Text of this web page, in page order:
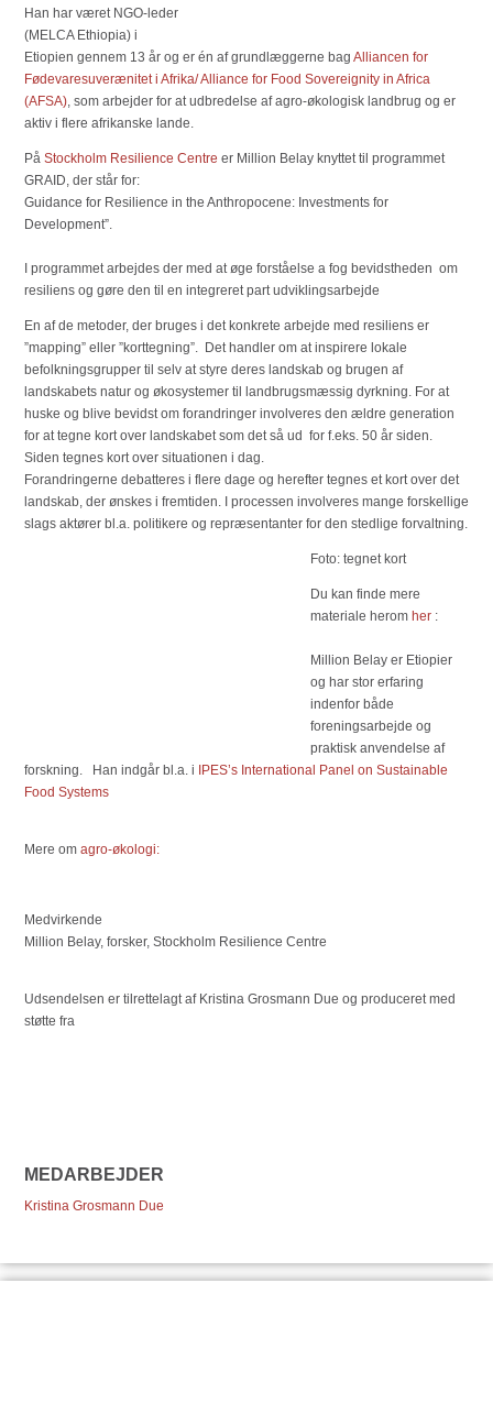
Han har været NGO-leder
(MELCA Ethiopia) i
Etiopien gennem 13 år og er én af grundlæggerne bag Alliancen for
Fødevaresuverænitet i Afrika/ Alliance for Food Sovereignity in Africa
(AFSA), som arbejder for at udbredelse af agro-økologisk landbrug og er
aktiv i flere afrikanske lande.
På Stockholm Resilience Centre er Million Belay knyttet til programmet
GRAID, der står for:
Guidance for Resilience in the Anthropocene: Investments for
Development”.
I programmet arbejdes der med at øge forståelse a fog bevidstheden om
resiliens og gøre den til en integreret part udviklingsarbejde
En af de metoder, der bruges i det konkrete arbejde med resiliens er
”mapping” eller ”korttegning”. Det handler om at inspirere lokale
befolkningsgrupper til selv at styre deres landskab og brugen af
landskabets natur og økosystemer til landbrugsmæssig dyrkning. For at
huske og blive bevidst om forandringer involveres den ældre generation
for at tegne kort over landskabet som det så ud for f.eks. 50 år siden.
Siden tegnes kort over situationen i dag.
Forandringerne debatteres i flere dage og herefter tegnes et kort over det
landskab, der ønskes i fremtiden. I processen involveres mange forskellige
slags aktører bl.a. politikere og repræsentanter for den stedlige forvaltning.
Foto: tegnet kort
Du kan finde mere
materiale herom her :
Million Belay er Etiopier
og har stor erfaring
indenfor både
foreningsarbejde og
praktisk anvendelse af
forskning. Han indgår bl.a. i
IPES’s International Panel on Sustainable
Food Systems
Mere om agro-økologi:
Medvirkende
Million Belay, forsker, Stockholm Resilience Centre
Udsendelsen er tilrettelagt af Kristina Grosmann Due og produceret med
støtte fra
MEDARBEJDER
Kristina Grosmann Due